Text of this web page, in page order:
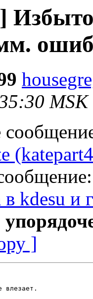
MSK
в kdesu
]
влезает.